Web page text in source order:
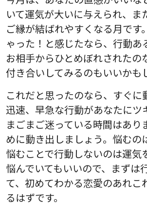
いて運気が大いに与えられ、ま
ご縁が結ばれやすくなる月です
ゃった！と感じたなら、行動あ
お相手からひとめぼれされたの
付き合いしてみるのもいいかも
これだと思ったのなら、すぐに
迅速、早急な行動があなたにツ
まごまご迷っている時間はあり
めに動き出しましょう。悩むの
悩むことで行動しないのは運気
悩んでいてもいいので、まずは
て、初めてわかる恋愛のあれこ
るはずです。